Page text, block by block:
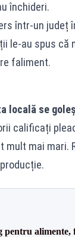
închideri.
într-un
le-au spus că
faliment.
locală se
calificați
mult mai mari.